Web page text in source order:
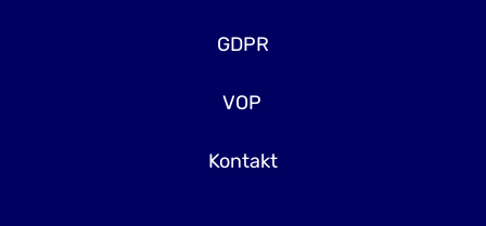
GDPR
VOP
Kontakt